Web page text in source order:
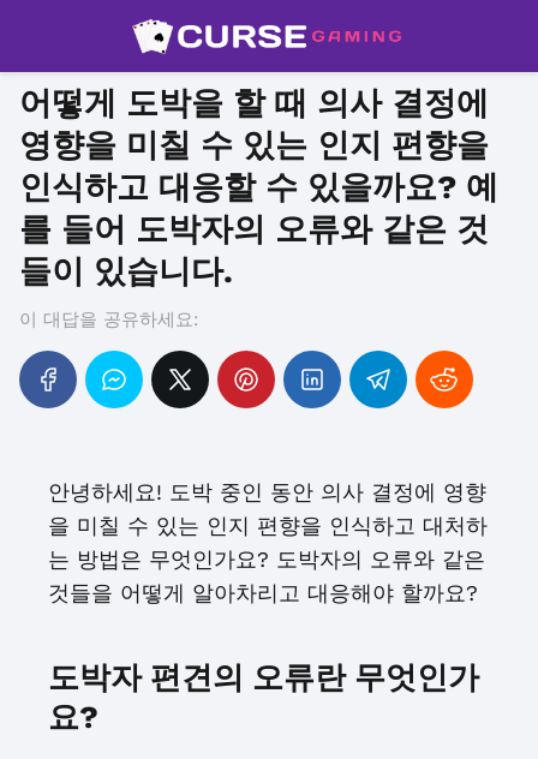
어떻게 도박을 할 때 의사 결정에
영향을 미칠 수 있는 인지 편향을
인식하고 대응할 수 있을까요? 예
를 들어 도박자의 오류와 같은 것
들이 있습니다.
이 대답을 공유하세요:
안녕하세요! 도박 중인 동안 의사 결정에 영향
을 미칠 수 있는 인지 편향을 인식하고 대처하
는 방법은 무엇인가요? 도박자의 오류와 같은
것들을 어떻게 알아차리고 대응해야 할까요?
도박자 편견의 오류란 무엇인가
요?